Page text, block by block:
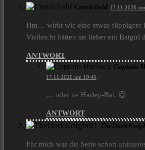
Comicheld 17.11.2020
Hm… wirkt wie eine etwas flippigere
Vielleicht hätten sie lieber ein Batgirl
ANTWORT
Captain
17.11.2020 um 19:45
… oder ne Harley-Bat. 😉
ANTWORT
Für mich war die Serie schon